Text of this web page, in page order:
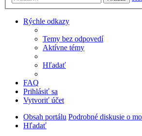
Rýchle odkazy
Temy bez odpovedí
Aktívne témy
Hľadať
FAQ
Prihlásiť sa
Vytvoriť účet
Obsah portálu Podrobné diskusie o
Hľadať